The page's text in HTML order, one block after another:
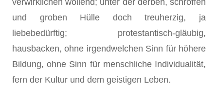
verwirklichen wollend; unter der derben, schroffen
und groben Hülle doch treuherzig, ja
liebebedürftig; protestantisch-gläubig,
hausbacken, ohne irgendwelchen Sinn für höhere
Bildung, ohne Sinn für menschliche Individualität,
fern der Kultur und dem geistigen Leben.